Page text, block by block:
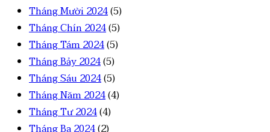
Tháng Mười 2024(5)
Tháng Chín 2024(5)
Tháng Tám 2024(5)
Tháng Bảy 2024(5)
Tháng Sáu 2024(5)
Tháng Năm 2024(4)
Tháng Tư 2024(4)